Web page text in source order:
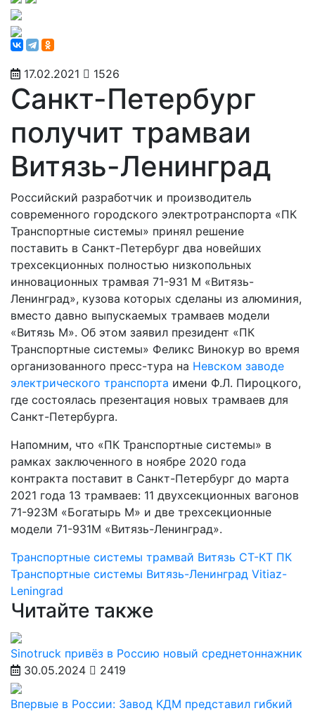
17.02.2021 1526
Санкт-Петербург
получит трамваи
Витязь-Ленинград
Российский разработчик и производитель
современного городского электротранспорта «ПК
Транспортные системы» принял решение
поставить в Санкт-Петербург два новейших
трехсекционных полностью низкопольных
инновационных трамвая 71-931 М «Витязь-
Ленинград», кузова которых сделаны из алюминия,
вместо давно выпускаемых трамваев модели
«Витязь М». Об этом заявил президент «ПК
Транспортные системы» Феликс Винокур во время
организованного пресс-тура на Невском заводе
электрического транспорта имени Ф.Л. Пироцкого,
где состоялась презентация новых трамваев для
Санкт-Петербурга.
Напомним, что «ПК Транспортные системы» в
рамках заключенного в ноябре 2020 года
контракта поставит в Санкт-Петербург до марта
2021 года 13 трамваев: 11 двухсекционных вагонов
71-923М «Богатырь М» и две трехсекционные
модели 71-931М «Витязь-Ленинград».
Транспортные системы трамвай Витязь СТ-КТ ПК
Транспортные системы Витязь-Ленинград Vitiaz-
Leningrad
Читайте также
Sinotruck привёз в Россию новый среднетоннажник
30.05.2024
2419
Впервые в России: Завод КДМ представил гибкий